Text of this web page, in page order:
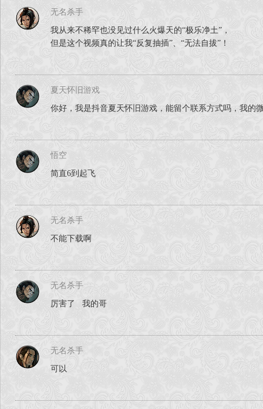
无名杀手
我从来不稀罕也没见过什么火爆天的“极乐净土”，
但是这个视频真的让我“反复抽插”、“无法自拔”！
夏天怀旧游戏
你好，我是抖音夏天怀旧游戏，能留个联系方式吗，我的微
悟空
简直6到起飞
无名杀手
不能下载啊
无名杀手
厉害了 我的哥
无名杀手
可以